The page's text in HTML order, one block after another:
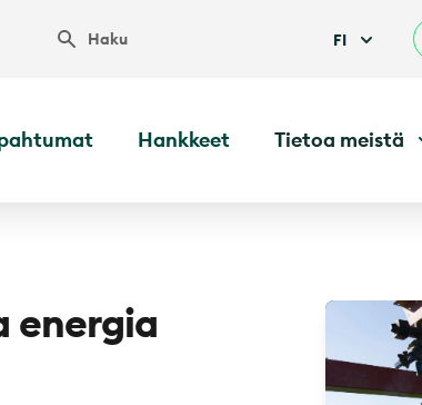
Haku FI
Hankkeet Tietoa meistä
energia